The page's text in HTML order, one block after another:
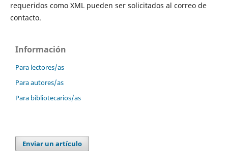
requeridos como XML pueden ser solicitados al correo de
contacto.
Información
Para lectores/as
Para autores/as
Para bibliotecarios/as
Enviar un artículo